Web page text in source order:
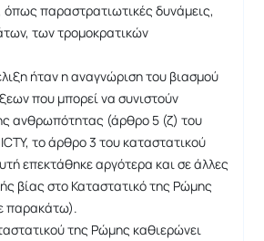
όπως παραστρατιωτικές δυνάμεις,
των τρομοκρατικών
ήταν η αναγνώριση του βιασμού
που μπορεί να συνιστούν
ανθρωπότητας (άρθρο 5 (ζ) του
το άρθρο 3 του καταστατικού
επεκτάθηκε αργότερα και σε άλλες
βίας στο Καταστατικό της Ρώμης
παρακάτω).
της Ρώμης καθιερώνει